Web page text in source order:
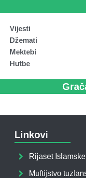
Vijesti
Džemati
Mektebi
Hutbe
Linkovi
Rijaset
Muftijstvo